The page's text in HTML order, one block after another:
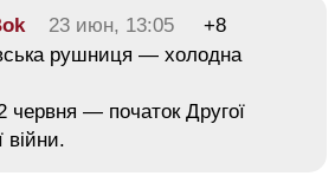
23 июн, 13:05
+8
рушниця — холодна
червня — початок Другої
війни.